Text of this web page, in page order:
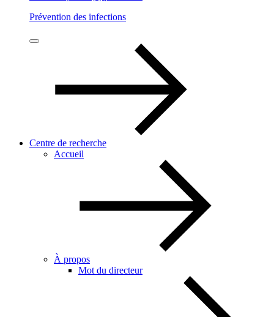
Prévention des infections
Centre de recherche
Accueil
À propos
Mot du directeur